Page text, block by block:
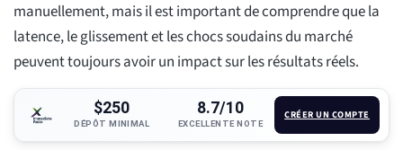
manuellement, mais il est important de comprendre que la
latence, le glissement et les chocs soudains du marché
peuvent toujours avoir un impact sur les résultats réels.
$250
DÉPÔT MINIMAL
8.7/10
EXCELLENTE NOTE
CRÉER UN COMPTE